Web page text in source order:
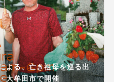
よる、亡き祖母を巡る出
大牟田市で開催